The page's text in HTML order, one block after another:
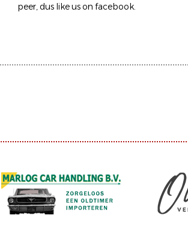
peer, dus like us on facebook.